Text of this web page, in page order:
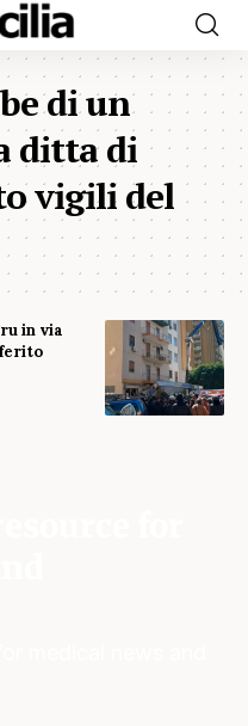
di un
ditta di
vigili del
in via